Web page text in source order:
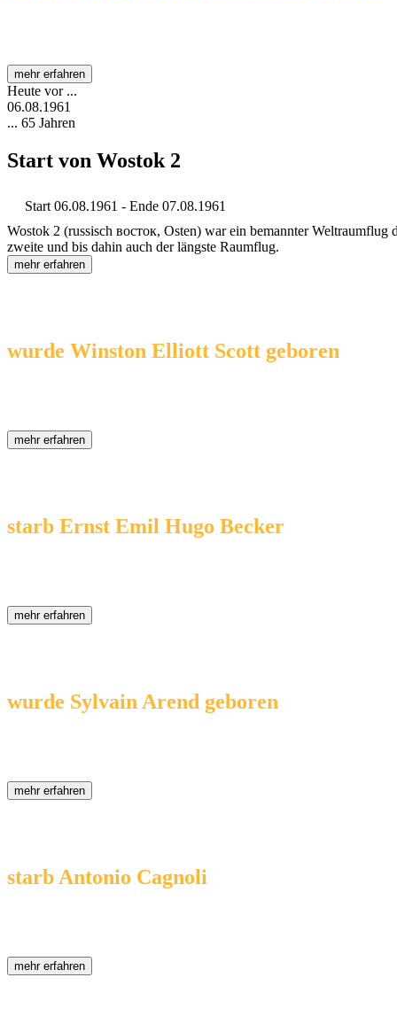
mehr erfahren
Heute vor ...
06.08.1961
... 65 Jahren
Start von Wostok 2
Start 06.08.1961 - Ende 07.08.1961
Wostok 2 (russisch восток, Osten) war ein bemannter
zweite und bis dahin auch der längste Raumflug.
mehr erfahren
wurde Winston Elliott Scott geboren
mehr erfahren
starb Ernst Emil Hugo Becker
mehr erfahren
wurde Sylvain Arend geboren
mehr erfahren
starb Antonio Cagnoli
mehr erfahren